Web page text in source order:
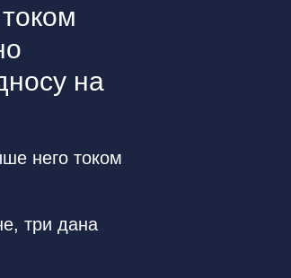
на
него током
три дана